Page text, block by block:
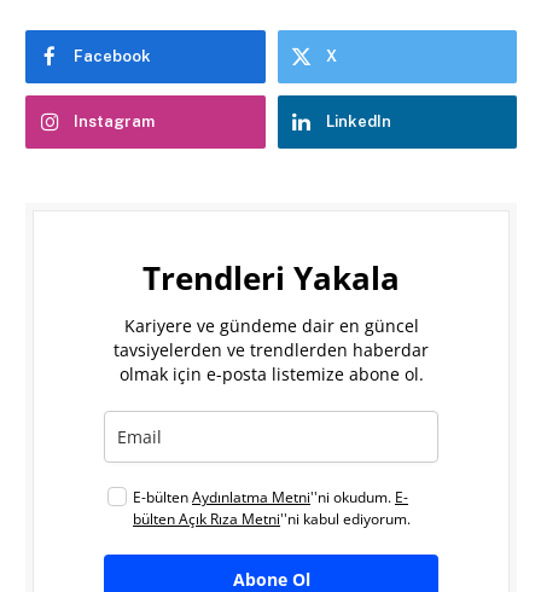
Facebook X
Instagram LinkedIn
Trendleri Yakala
Kariyere ve gündeme dair en güncel
tavsiyelerden ve trendlerden haberdar
olmak için e-posta listemize abone ol.
E-bültenAydınlatma Metni''ni okudum. E-
bülten Açık Rıza Metni''ni kabul ediyorum.
Abone Ol